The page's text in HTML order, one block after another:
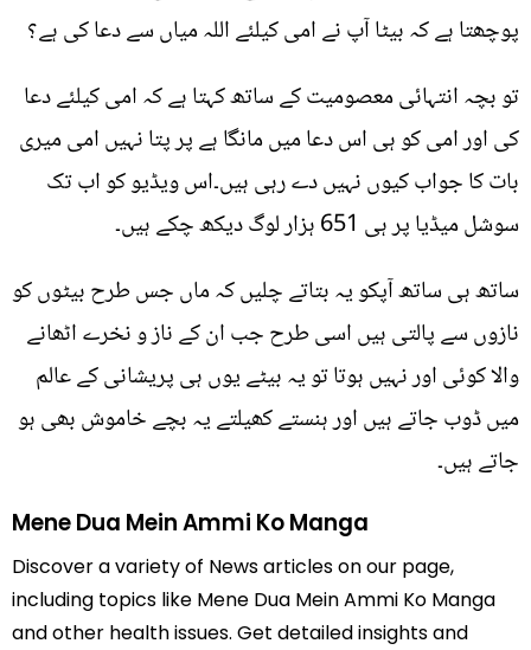
پوچھتا ہے کہ بیٹا آپ نے امی کیلئے اللہ میاں سے دعا کی ہے؟
تو بچہ انتہائی معصومیت کے ساتھ کہتا ہے کہ امی کیلئے دعا
کی اور امی کو ہی اس دعا میں مانگا ہے پر پتا نہیں امی میری
بات کا جواب کیوں نہیں دے رہی ہیں۔اس ویڈیو کو اب تک
سوشل میڈیا پر ہی 651 ہزار لوگ دیکھ چکے ہیں۔
ساتھ ہی ساتھ آپکو یہ بتاتے چلیں کہ ماں جس طرح بیٹوں کو
نازوں سے پالتی ہیں اسی طرح جب ان کے ناز و نخرے اٹھانے
والا کوئی اور نہیں ہوتا تو یہ بیٹے یوں ہی پریشانی کے عالم
میں ڈوب جاتے ہیں اور ہنستے کھیلتے یہ بچے خاموش بھی ہو
جاتے ہیں۔
Mene Dua Mein Ammi Ko Manga
Discover a variety of News articles on our page,
including topics like Mene Dua Mein Ammi Ko Manga
and other health issues. Get detailed insights and